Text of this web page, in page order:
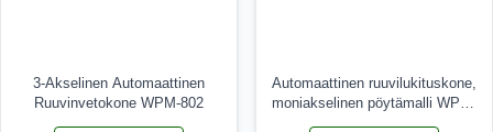
3-Akselinen Automaattinen
Ruuvinvetokone WPM-802
Automaattinen ruuvilukituskone,
moniakselinen pöytämalli WPM-
803